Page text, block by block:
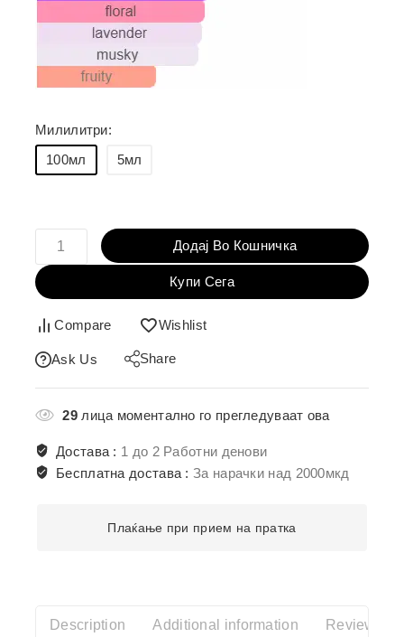
Милилитри:
100мл
5мл
Додај Во Кошничка
Купи Сега
Compare Wishlist
Ask Us Share
29лица моментално го прегледуваат ова
Достава : 1 до 2 Работни денови
Бесплатна достава :За нарачки над 2000мкд
Плаќање при прием на пратка
Description Additional information Reviews(0)